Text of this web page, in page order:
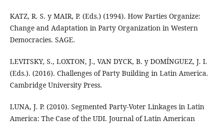
KATZ, R. S. y MAIR, P. (Eds.) (1994). How Parties Organize:
Change and Adaptation in Party Organization in Western
Democracies. SAGE.
LEVITSKY, S., LOXTON, J., VAN DYCK, B. y DOMÍNGUEZ, J. I.
(Eds.). (2016). Challenges of Party Building in Latin America.
Cambridge University Press.
LUNA, J. P. (2010). Segmented Party-Voter Linkages in Latin
America: The Case of the UDI. Journal of Latin American